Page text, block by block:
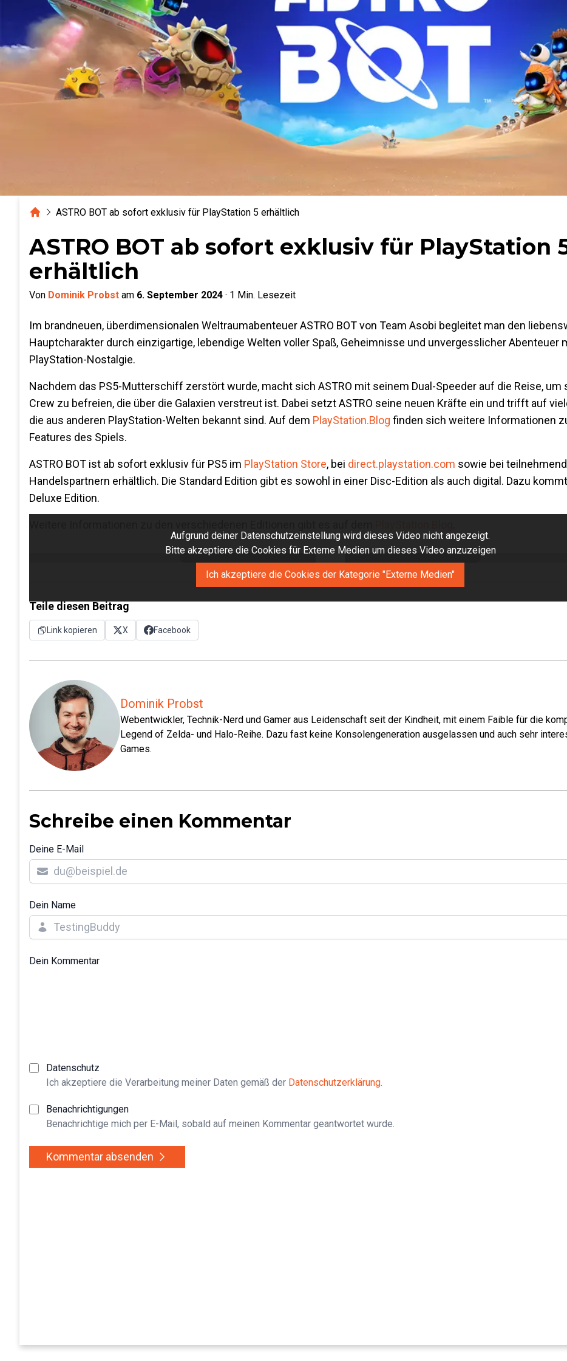
HomeASTRO BOT ab sofort exklusiv für PlayStation 5 erhältlich
ASTRO BOT ab sofort exklusiv für PlayStation
erhältlich
Von Dominik Probst am 6. September 2024 · 1 Min. Lesezeit
Im brandneuen, überdimensionalen Weltraumabenteuer ASTRO BOT von Team Asobi begleitet man den
Hauptcharakter durch einzigartige, lebendige Welten voller Spaß, Geheimnisse und unvergesslicher Abenteuer
PlayStation-Nostalgie.
Nachdem das PS5-Mutterschiff zerstört wurde, macht sich ASTRO mit seinem Dual-Speeder auf die Reise, um
Crew zu befreien, die über die Galaxien verstreut ist. Dabei setzt ASTRO seine neuen Kräfte ein und trifft auf
die aus anderen PlayStation-Welten bekannt sind. Auf dem PlayStation.Blog finden sich weitere Informationen
Features des Spiels.
ASTRO BOT ist ab sofort exklusiv für PS5 im PlayStation Store, bei direct.playstation.com sowie bei
Handelspartnern erhältlich. Die Standard Edition gibt es sowohl in einer Disc-Edition als auch digital. Dazu
Deluxe Edition.
Aufgrund deiner Datenschutzeinstellung wird dieses Video nicht angezeigt.
Bitte akzeptiere die Cookies für Externe Medien um dieses Video anzuzeigen
Ich akzeptiere die Cookies der Kategorie "Externe Medien"
Teile diesen Beitrag
Link kopieren X Facebook
Dominik Probst
Webentwickler, Technik-Nerd und Gamer aus Leidenschaft seit der Kindheit, mit einem Faible für die
Legend of Zelda- und Halo-Reihe. Dazu fast keine Konsolengeneration ausgelassen und auch sehr
Games.
Schreibe einen Kommentar
Deine E-Mail
Dein Name
Dein Kommentar
Datenschutz
Ich akzeptiere die Verarbeitung meiner Daten gemäß der Datenschutzerklärung.
Benachrichtigungen
Benachrichtige mich per E-Mail, sobald auf meinen Kommentar geantwortet wurde.
Kommentar absenden